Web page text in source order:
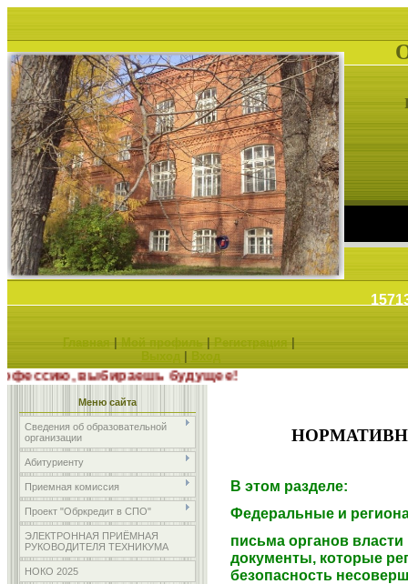
Главная Мой профиль Регистрация
Выход| Вход
профессию, выбираешь будущее!
Меню сайта
Сведения об образовательной
организации
Абитуриенту
Приемная комиссия
Проект "Обркредит в СПО"
ЭЛЕКТРОННАЯ ПРИЁМНАЯ
РУКОВОДИТЕЛЯ ТЕХНИКУМА
НОКО 2025
В этом разделе:
Федеральные и
письма органов власти
документы, которые
безопасность